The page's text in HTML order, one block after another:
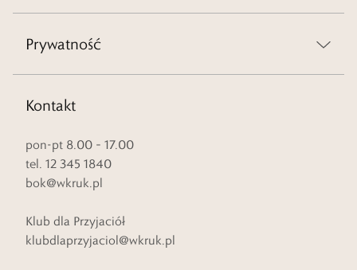
Prywatność
Kontakt
pon-pt 8.00 – 17.00
tel. 12 345 1840
bok@wkruk.pl
Klub dla Przyjaciół
klubdlaprzyjaciol@wkruk.pl